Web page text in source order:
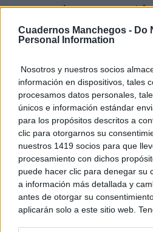
Cuadernos Manchegos - Do
Personal Information
Nosotros y nuestros socios
información en dispositivos, tales
procesamos datos personales,
únicos e información estándar
para los propósitos descritos a
clic para otorgarnos su
nuestros 1419 socios para que
procesamiento con dichos
puede hacer clic para denegar su
a información más detallada y
antes de otorgar su
aplicarán solo a este sitio web.
prever la
La portavoz del Grupo
ha explicado que su
enmienda a los presupuestos
ejercicio para contemplar la
necesaria y permitir que el
acogerse a esta convocatoria.
Rodrigo ha cuestionado si el
Gobierno ha despreciado esta